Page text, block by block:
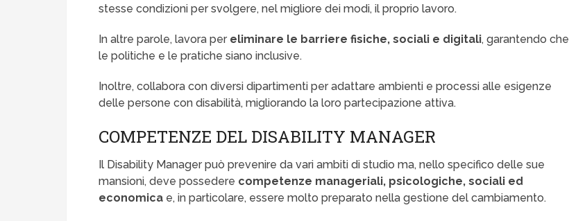
stesse condizioni per svolgere, nel migliore dei modi, il proprio lavoro.
In altre parole, lavora per eliminare le barriere fisiche, sociali e digitali, garantendo che
le politiche e le pratiche siano inclusive.
Inoltre, collabora con diversi dipartimenti per adattare ambienti e processi alle esigenze
delle persone con disabilità, migliorando la loro partecipazione attiva.
COMPETENZE DEL DISABILITY MANAGER
Il Disability Manager può prevenire da vari ambiti di studio ma, nello specifico delle sue
mansioni, deve possedere competenze manageriali, psicologiche, sociali ed
economica e, in particolare, essere molto preparato nella gestione del cambiamento.